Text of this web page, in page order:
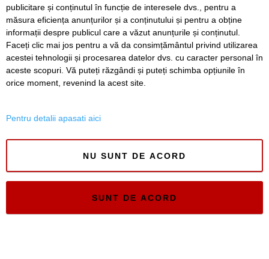
ISSN-L 3008-2323
publicitare și conținutul în funcție de interesele dvs., pentru a
măsura eficiența anunțurilor și a conținutului și pentru a obține
informații despre publicul care a văzut anunțurile și conținutul.
Faceți clic mai jos pentru a vă da consimțământul privind utilizarea
acestei tehnologii și procesarea datelor dvs. cu caracter personal în
aceste scopuri. Vă puteți răzgândi și puteți schimba opțiunile în
orice moment, revenind la acest site.
Pentru detalii apasati aici
NU SUNT DE ACORD
SUNT DE ACORD